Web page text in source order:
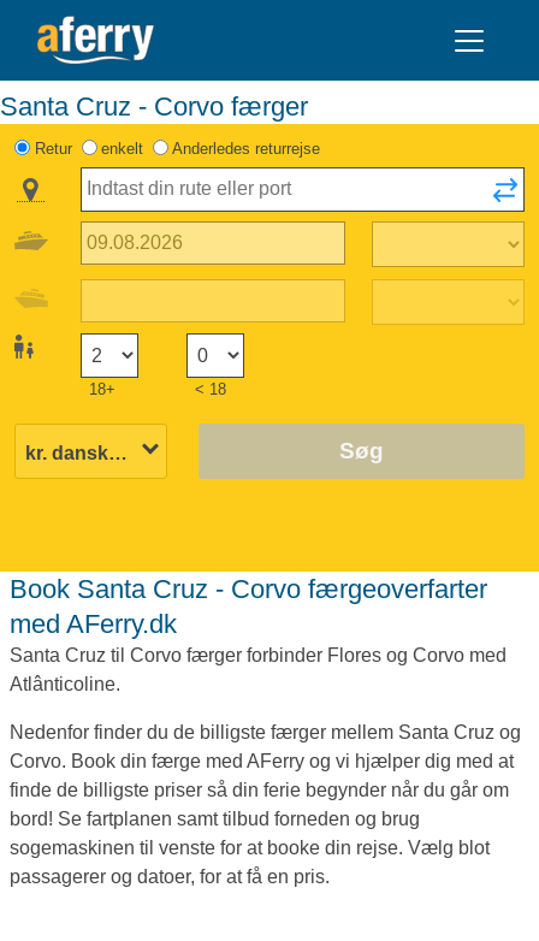
Santa Cruz - Corvo færger
Retur enkelt Anderledes returrejse
18+ < 18
Søg
Book Santa Cruz - Corvo færgeoverfarter
med AFerry.dk
Santa Cruz til Corvo færger forbinder Flores og Corvo med
Atlânticoline.
Nedenfor finder du de billigste færger mellem Santa Cruz og
Corvo. Book din færge med AFerry og vi hjælper dig med at
finde de billigste priser så din ferie begynder når du går om
bord! Se fartplanen samt tilbud forneden og brug
sogemaskinen til venste for at booke din rejse. Vælg blot
passagerer og datoer, for at få en pris.